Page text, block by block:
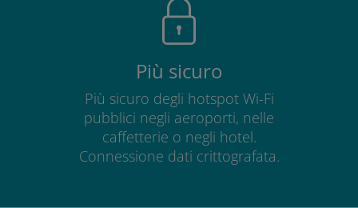
Più sicuro
Più sicuro degli hotspot Wi-Fi
pubblici negli aeroporti, nelle
caffetterie o negli hotel.
Connessione dati crittografata.